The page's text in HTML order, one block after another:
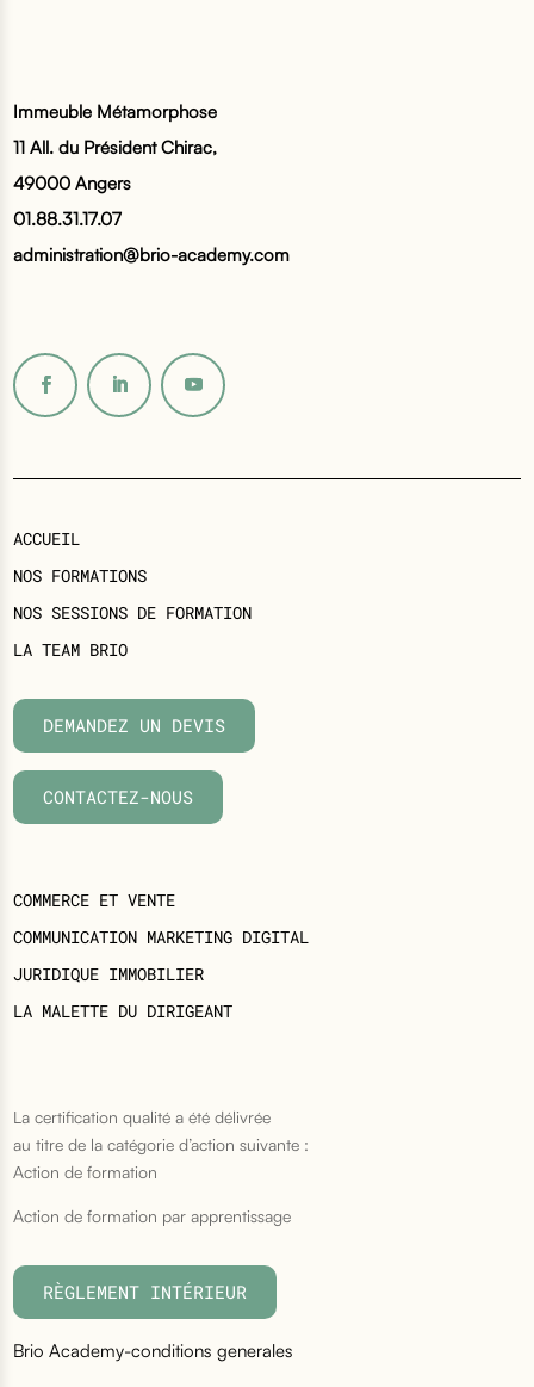
Immeuble Métamorphose
11 All. du Président Chirac,
49000 Angers
01.88.31.17.07
administration@brio-academy.com
ACCUEIL
NOS FORMATIONS
NOS SESSIONS DE FORMATION
LA TEAM BRIO
DEMANDEZ UN DEVIS
CONTACTEZ-NOUS
COMMERCE ET VENTE
COMMUNICATION MARKETING DIGITAL
JURIDIQUE IMMOBILIER
LA MALETTE DU DIRIGEANT
La certification qualité a été délivrée
au titre de la catégorie d’action suivante :
Action de formation
Action de formation par apprentissage
RÈGLEMENT INTÉRIEUR
Brio Academy-conditions generales